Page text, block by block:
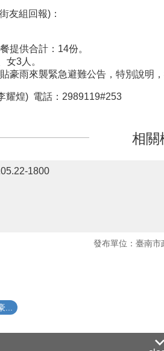
友組回報)：
提供合計：14份。
女3人。
豪雨來襲緊急避難公告，特別說明
耀煌) 電話：2989119#253
相關
1800
發布單位：臺南市